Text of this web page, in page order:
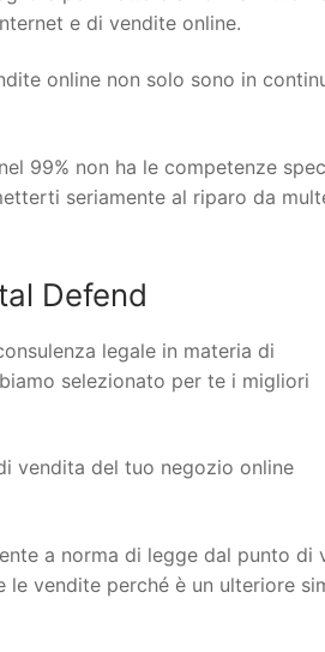
e di vendite online.
online non solo sono in
99% non ha le competenze
seriamente al riparo da
Defend
legale in materia di
selezionato per te i migliori
vendita del tuo negozio online
a norma di legge dal punto di
le vendite perché è un ulteriore